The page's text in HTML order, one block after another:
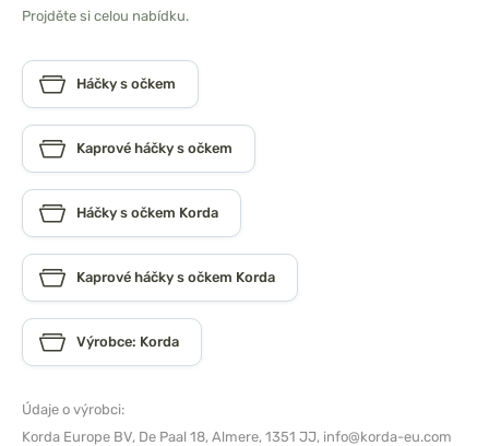
Projděte si celou nabídku.
Háčky s očkem
Kaprové háčky s očkem
Háčky s očkem Korda
Kaprové háčky s očkem Korda
Výrobce: Korda
Údaje o výrobci:
Korda Europe BV, De Paal 18, Almere, 1351 JJ, info@korda-eu.com